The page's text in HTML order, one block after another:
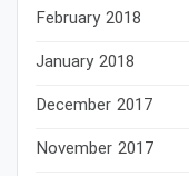
February 2018
January 2018
December 2017
November 2017